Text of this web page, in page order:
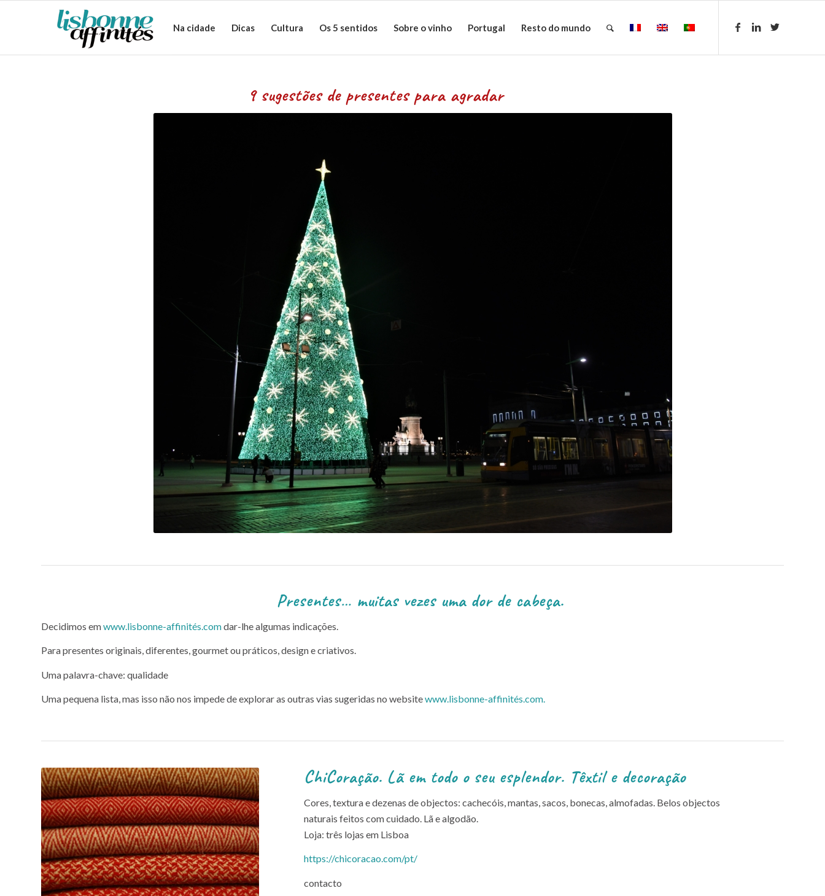
Na cidade Dicas Cultura Os 5 sentidos Sobre o vinho Portugal Resto do mundo
9 sugestões de presentes para agradar
Presentes… muitas vezes uma dor de cabeça.
Decidimos emwww.lisbonne-affinités.comdar-lhe algumas indicações.
Para presentes originais, diferentes, gourmet ou práticos, design e criativos.
Uma palavra-chave: qualidade
Uma pequena lista, mas isso não nos impede de explorar as outras vias sugeridas no websitewww.lisbonne-affinités.com.
ChiCoração. Lã em todo o seu esplendor. Têxtil e decoração
Cores, textura e dezenas de objectos: cachecóis, mantas, sacos, bonecas, almofadas. Belos objectos
naturais feitos com cuidado. Lã e algodão.
Loja: três lojas em Lisboa
https://chicoracao.com/pt/
contacto